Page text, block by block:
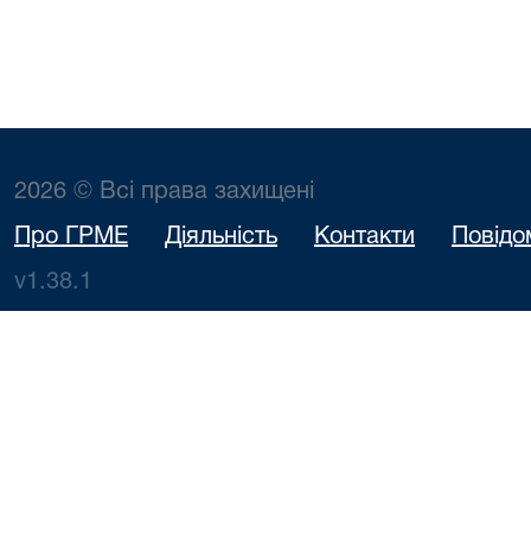
2026 © Всі права захищені
Про ГРМЕ Діяльність Контакти
v1.38.1